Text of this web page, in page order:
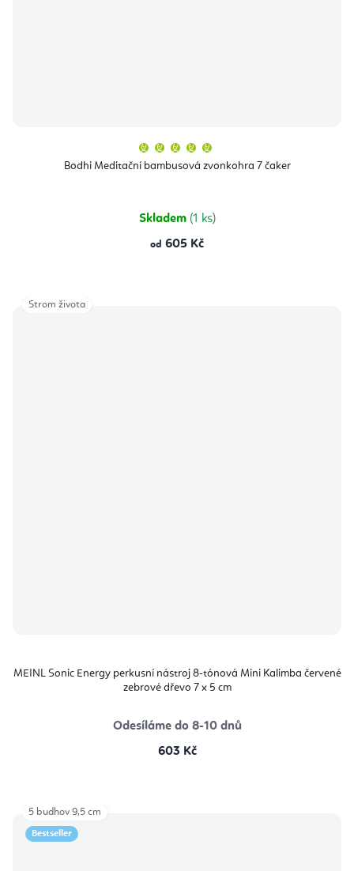
Bodhi Meditační bambusová zvonkohra 7 čaker
produktu
je
Skladem (1 ks)
od 605 Kč
MEINL Sonic Energy perkusní nástroj 8-tónová Mini Kalimba červené
zebrové dřevo 7 x 5 cm
Odesíláme do 8-10 dnů
603 Kč
Strom života
Bestseller
5 budhov 9,5 cm